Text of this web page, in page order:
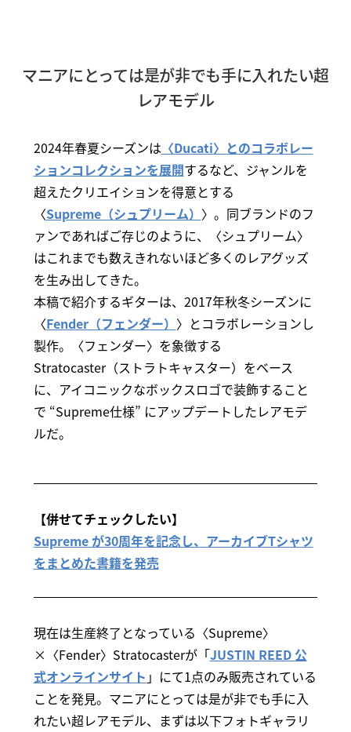
マニアにとっては是が非でも手に入れたい超
レアモデル
2024年春夏シーズンは 〈Ducati〉とのコラボレー
ションコレクションを展開するなど、ジャンルを
超えたクリエイションを得意とする
〈Supreme（シュプリーム） 〉。同ブランドのフ
ァンであればご存じのように、〈シュプリーム〉
はこれまでも数えきれないほど多くのレアグッズ
を生み出してきた。
本稿で紹介するギターは、2017年秋冬シーズンに
〈Fender（フェンダー） 〉とコラボレーションし
製作。〈フェンダー〉を象徴する
Stratocaster（ストラトキャスター）をベース
に、アイコニックなボックスロゴで装飾すること
で “Supreme仕様” にアップデートしたレアモデ
ルだ。
【併せてチェックしたい】
Supreme が30周年を記念し、アーカイブTシャツ
をまとめた書籍を発売
現在は生産終了となっている〈Supreme〉
×〈Fender〉Stratocasterが「JUSTIN REED 公
式オンラインサイト 」にて1点のみ販売されている
ことを発見。マニアにとっては是が非でも手に入
れたい超レアモデル、まずは以下フォトギャラリ